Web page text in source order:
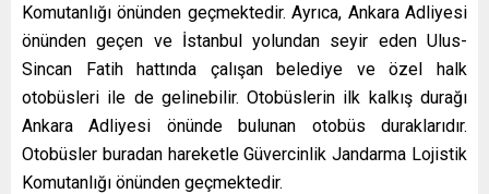
Komutanlığı önünden geçmektedir. Ayrıca, Ankara Adliyesi
önünden geçen ve İstanbul yolundan seyir eden Ulus-
Sincan Fatih hattında çalışan belediye ve özel halk
otobüsleri ile de gelinebilir. Otobüslerin ilk kalkış durağı
Ankara Adliyesi önünde bulunan otobüs duraklarıdır.
Otobüsler buradan hareketle Güvercinlik Jandarma Lojistik
Komutanlığı önünden geçmektedir.